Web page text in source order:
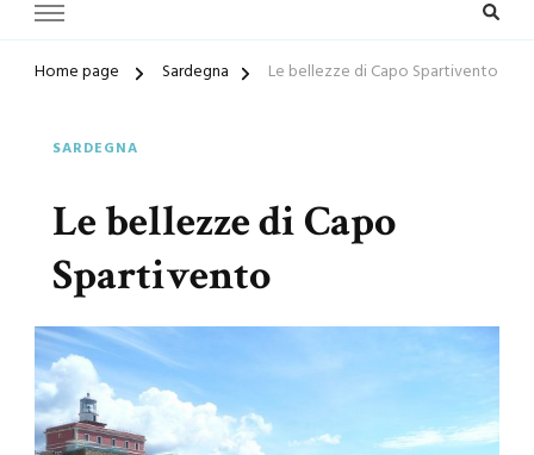
Home page Sardegna Le bellezze di Capo Spartivento
SARDEGNA
Le bellezze di Capo
Spartivento